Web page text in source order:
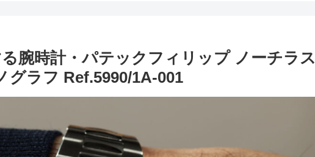
腕時計・パテックフィリップ ノーチラス
グラフ Ref.5990/1A-001